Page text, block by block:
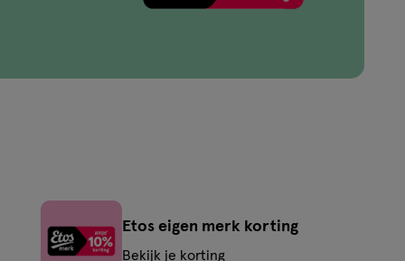
Etos eigen merk korting
Bekijk je korting